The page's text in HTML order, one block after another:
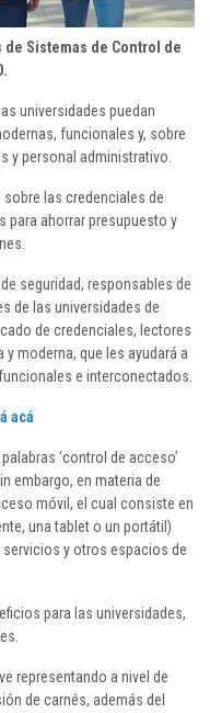
Sistemas de Control de
universidades puedan
funcionales y, sobre
y personal administrativo.
las credenciales de
para ahorrar presupuesto y
seguridad, responsables de
de las universidades de
de credenciales, lectores
moderna, que les ayudará a
e interconectados.
acá
‘control de acceso’
embargo, en materia de
móvil, el cual consiste en
una tablet o un portátil)
y otros espacios de
para las universidades,
representando a nivel de
de carnés, además del